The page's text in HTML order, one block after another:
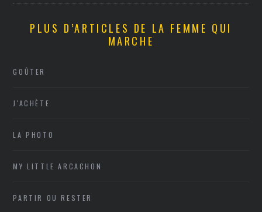
PLUS D’ARTICLES DE LA FEMME QUI
MARCHE
GOÛTER
J'ACHÈTE
LA PHOTO
MY LITTLE ARCACHON
PARTIR OU RESTER